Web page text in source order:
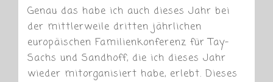
Genau das habe ich auch dieses Jahr bei
der mittlerweile dritten jährlichen
europäischen Familienkonferenz für Tay-
Sachs und Sandhoff, die ich dieses Jahr
wieder mitorganisiert habe, erlebt. Dieses